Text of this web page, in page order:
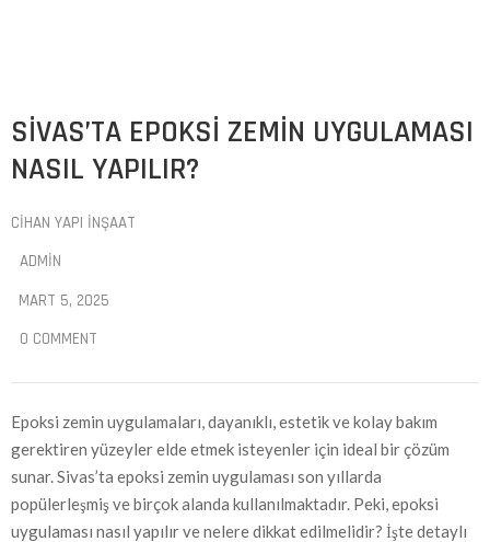
SIVAS’TA EPOKSI ZEMIN UYGULAMASI
NASIL YAPILIR?
CIHAN YAPI İNŞAAT
ADMIN
MART 5, 2025
0 COMMENT
Epoksi zemin uygulamaları, dayanıklı, estetik ve kolay bakım
gerektiren yüzeyler elde etmek isteyenler için ideal bir çözüm
sunar. Sivas’ta epoksi zemin uygulaması son yıllarda
popülerleşmiş ve birçok alanda kullanılmaktadır. Peki, epoksi
uygulaması nasıl yapılır ve nelere dikkat edilmelidir? İşte detaylı